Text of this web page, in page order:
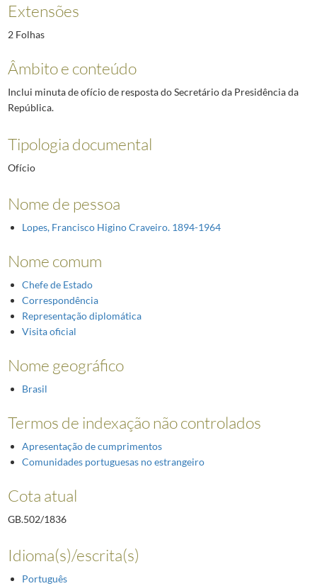
Extensões
2 Folhas
Âmbito e conteúdo
Inclui minuta de ofício de resposta do Secretário da Presidência da
República.
Tipologia documental
Ofício
Nome de pessoa
Lopes, Francisco Higino Craveiro. 1894-1964
Nome comum
Chefe de Estado
Correspondência
Representação diplomática
Visita oficial
Nome geográfico
Brasil
Termos de indexação não controlados
Apresentação de cumprimentos
Comunidades portuguesas no estrangeiro
Cota atual
GB.502/1836
Idioma(s)/escrita(s)
Português